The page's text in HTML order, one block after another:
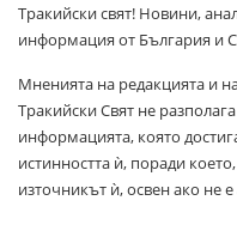
Тракийски свят! Новини,
информация от България и
Мненията на редакцията и
Тракийски Свят не
информацията, която
истинността ѝ, поради
източникът ѝ, освен ако не е